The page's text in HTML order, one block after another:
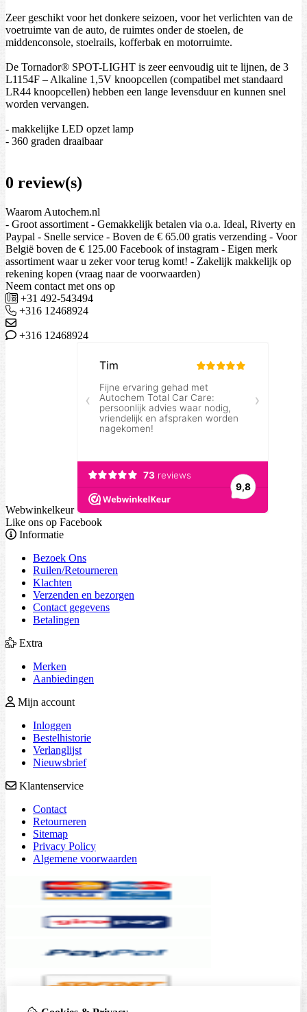
Zeer geschikt voor het donkere seizoen, voor het verlichten van de
voetruimte van de auto, de ruimtes onder de stoelen, de
middenconsole, stoelrails, kofferbak en motorruimte.
De Tornador® SPOT-LIGHT is zeer eenvoudig uit te lijnen, de 3
L1154F – Alkaline 1,5V knoopcellen (compatibel met standaard
LR44 knoopcellen) hebben een lange levensduur en kunnen snel
worden vervangen.
- makkelijke LED opzet lamp
- 360 graden draaibaar
0 review(s)
Waarom Autochem.nl
- Groot assortiment - Gemakkelijk betalen via o.a. Ideal, Riverty en
Paypal - Snelle service - Boven de € 65.00 gratis verzending - Voor
België boven de € 125.00 Facebook of instagram - Eigen merk
assortiment waar u zeker voor terug komt! - Zakelijk makkelijk op
rekening kopen (vraag naar de voorwaarden)
Neem contact met ons op
+31 492-543494
+316 12468924
+316 12468924
Webwinkelkeur
Like ons op Facebook
Informatie
Bezoek Ons
Ruilen/Retourneren
Klachten
Verzenden en bezorgen
Contact gegevens
Betalingen
Extra
Merken
Aanbiedingen
Mijn account
Inloggen
Bestelhistorie
Verlanglijst
Nieuwsbrief
Klantenservice
Contact
Retourneren
Sitemap
Privacy Policy
Algemene voorwaarden